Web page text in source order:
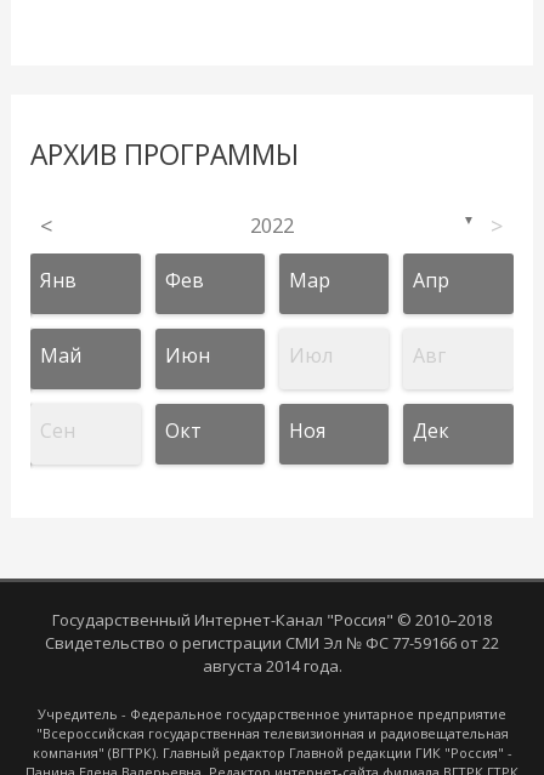
АРХИВ ПРОГРАММЫ
< 2022 ▼ >
Янв Фев Мар Апр
Май Июн Июл Авг
Сен Окт Ноя Дек
Государственный Интернет-Канал "Россия" © 2010–2018
Свидетельство о регистрации СМИ Эл № ФС 77-59166 от 22
августа 2014 года.
Учредитель - Федеральное государственное унитарное предприятие
"Всероссийская государственная телевизионная и радиовещательная
компания" (ВГТРК). Главный редактор Главной редакции ГИК "Россия" -